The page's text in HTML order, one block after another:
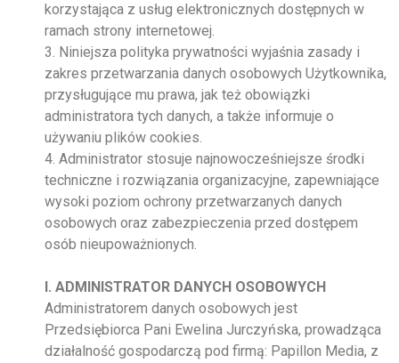
korzystająca z usług elektronicznych dostępnych w
ramach strony internetowej.
3. Niniejsza polityka prywatności wyjaśnia zasady i
zakres przetwarzania danych osobowych Użytkownika,
przysługujące mu prawa, jak też obowiązki
administratora tych danych, a także informuje o
używaniu plików cookies.
4. Administrator stosuje najnowocześniejsze środki
techniczne i rozwiązania organizacyjne, zapewniające
wysoki poziom ochrony przetwarzanych danych
osobowych oraz zabezpieczenia przed dostępem
osób nieupoważnionych.
I. ADMINISTRATOR DANYCH OSOBOWYCH
Administratorem danych osobowych jest
Przedsiębiorca Pani Ewelina Jurczyńska, prowadząca
działalność gospodarczą pod firmą: Papillon Media, z